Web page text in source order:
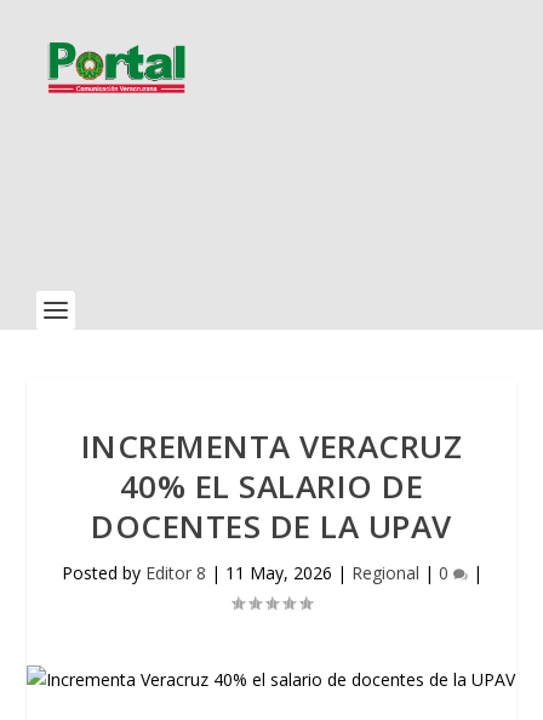
INCREMENTA VERACRUZ
40% EL SALARIO DE
DOCENTES DE LA UPAV
Posted by Editor 8 | 11 May, 2026 | Regional | 0 |